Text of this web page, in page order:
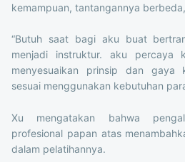
kemampuan, tantangannya
“Butuh saat bagi aku buat
menjadi instruktur. aku percaya
menyesuaikan prinsip dan gaya
sesuai menggunakan kebutuhan
Xu mengatakan bahwa
profesional papan atas
dalam pelatihannya.